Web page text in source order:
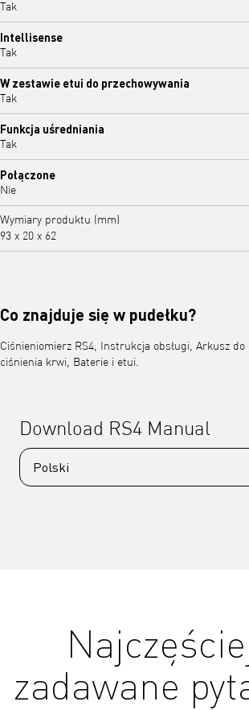
Tak
Intellisense
Tak
W zestawie etui do przechowywania
Tak
Funkcja uśredniania
Tak
Połączone
Nie
Wymiary produktu (mm)
93 x 20 x 62
Co znajduje się w pudełku?
Ciśnieniomierz RS4, Instrukcja obsługi, Arkusz do
ciśnienia krwi, Baterie i etui.
Download RS4 Manual
zadawane